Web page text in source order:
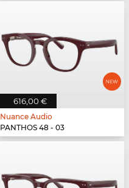
616,00 €
Nuance Audio
PANTHOS 48 - 03